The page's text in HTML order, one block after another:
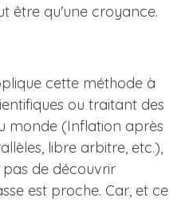
être qu'une croyance.
cette méthode à
ou traitant des
monde (Inflation après
libre arbitre, etc.),
de découvrir
est proche. Car, et ce